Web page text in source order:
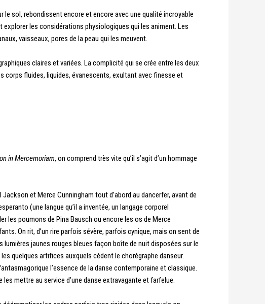
sol, rebondissent encore et encore avec une qualité incroyable
les considérations physiologiques qui les animent. Les
vaisseaux, pores de la peau qui les meuvent.
claires et variées. La complicité qui se crée entre les deux
corps fluides, liquides, évanescents, exultant avec finesse et
in Mercemoriam, on comprend très vite qu’il s’agit d’un hommage
et Merce Cunningham tout d’abord au dancerfer, avant de
(une langue qu’il a inventée, un langage corporel
poumons de Pina Bausch ou encore les os de Merce
On rit, d’un rire parfois sévère, parfois cynique, mais on sent de
lumières jaunes rouges bleues façon boîte de nuit disposées sur le
quelques artifices auxquels cèdent le chorégraphe danseur.
l’essence de la danse contemporaine et classique.
mettre au service d’une danse extravagante et farfelue.